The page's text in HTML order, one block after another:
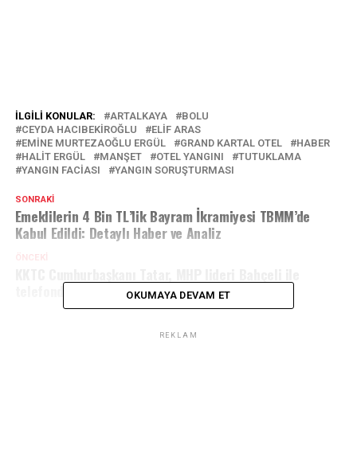
İLGILI KONULAR: ARTALKAYA
BOLU
CEYDA HACIBEKIROĞLU
ELIF ARAS
EMINE MURTEZAOĞLU ERGÜL
GRAND KARTAL OTEL
HABER
HALIT ERGÜL
MANŞET OTEL YANGINI
TUTUKLAMA
YANGIN FACIASI
YANGIN SORUŞTURMASI
SONRAKI
Emeklilerin 4 Bin TL’lik Bayram İkramiyesi TBMM’de
Kabul Edildi: Detaylı Haber ve Analiz
ÖNCEKI
telefonda görüştü
OKUMAYA DEVAM ET
REKLAM